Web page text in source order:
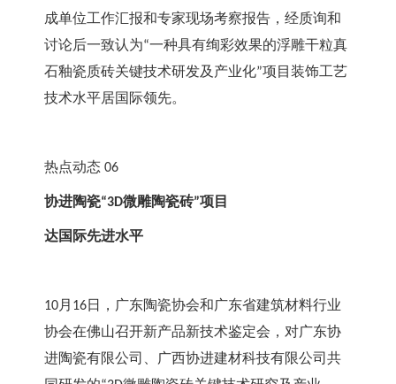
成单位工作汇报和专家现场考察报告，经质询和
讨论后一致认为“一种具有绚彩效果的浮雕干粒真
石釉瓷质砖关键技术研发及产业化”项目装饰工艺
技术水平居国际领先。
热点动态 06
协进陶瓷“3D微雕陶瓷砖”项目
达国际先进水平
10月 16日，广东陶瓷协会和广东省建筑材料行业
协会在佛山召开新产品新技术鉴定会，对广东协
进陶瓷有限公司、广西协进建材科技有限公司共